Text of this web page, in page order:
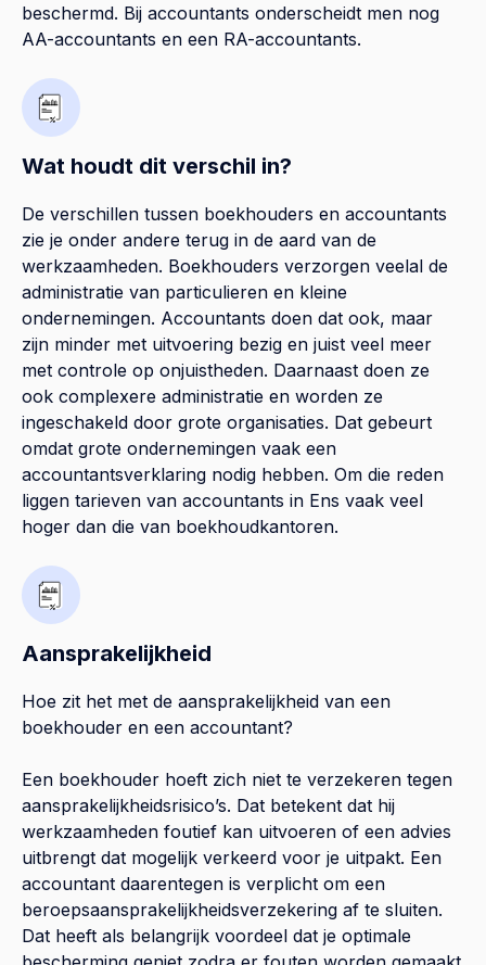
beschermd. Bij accountants onderscheidt men nog
AA-accountants en een RA-accountants.
Wat houdt dit verschil in?
De verschillen tussen boekhouders en accountants
zie je onder andere terug in de aard van de
werkzaamheden. Boekhouders verzorgen veelal de
administratie van particulieren en kleine
ondernemingen. Accountants doen dat ook, maar
zijn minder met uitvoering bezig en juist veel meer
met controle op onjuistheden. Daarnaast doen ze
ook complexere administratie en worden ze
ingeschakeld door grote organisaties. Dat gebeurt
omdat grote ondernemingen vaak een
accountantsverklaring nodig hebben. Om die reden
liggen tarieven van accountants in Ens vaak veel
hoger dan die van boekhoudkantoren.
Aansprakelijkheid
Hoe zit het met de aansprakelijkheid van een
boekhouder en een accountant?
Een boekhouder hoeft zich niet te verzekeren tegen
aansprakelijkheidsrisico’s. Dat betekent dat hij
werkzaamheden foutief kan uitvoeren of een advies
uitbrengt dat mogelijk verkeerd voor je uitpakt. Een
accountant daarentegen is verplicht om een
beroepsaansprakelijkheidsverzekering af te sluiten.
Dat heeft als belangrijk voordeel dat je optimale